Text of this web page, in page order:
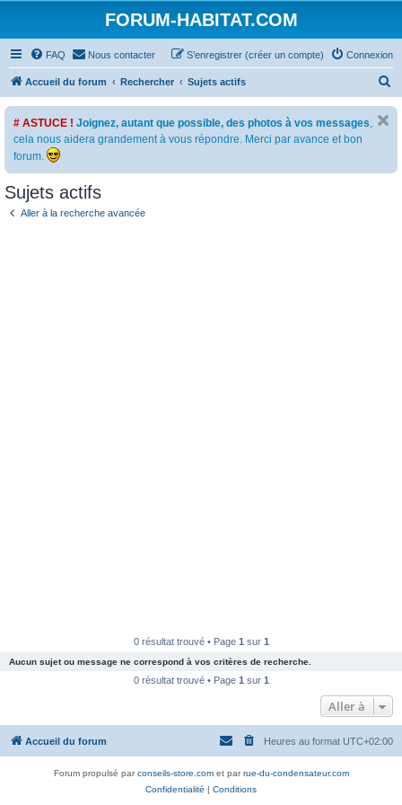
FORUM-HABITAT.COM
FAQ Nous contacter Connexion
S’enregistrer (créer un compte)
Accueil du forum Rechercher Sujets actifs
e
# ASTUCE ! Joignez, autant que possible, des photos à vos messages,
cela nous aidera grandement à vous répondre. Merci par avance et bon
forum.
Sujets actifs
Aller à la recherche avancée
0 résultat trouvé • Page 1 sur 1
Aucun sujet ou message ne correspond à vos critères de recherche.
0 résultat trouvé • Page 1 sur 1
Aller à
Accueil du forum Heures au format UTC+02:00
Forum propulsé parconseils-store.comet parrue-du-condensateur.com
Confidentialité | Conditions